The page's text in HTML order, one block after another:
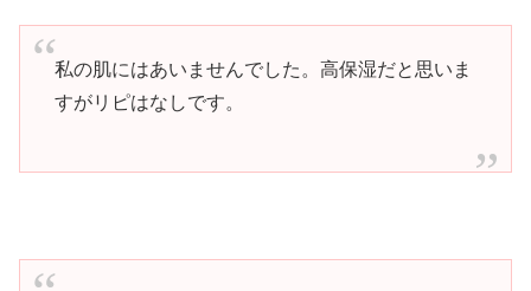
私の肌にはあいませんでした。高保湿だと思いま
すがリピはなしです。